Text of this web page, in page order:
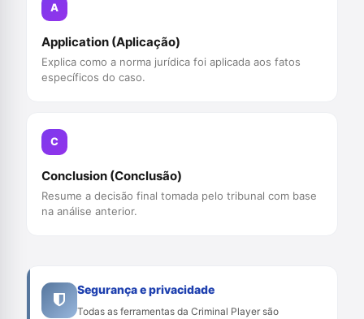
A
Application (Aplicação)
Explica como a norma jurídica foi aplicada aos fatos
específicos do caso.
C
Conclusion (Conclusão)
Resume a decisão final tomada pelo tribunal com base
na análise anterior.
Segurança e privacidade
Todas as ferramentas da Criminal Player são